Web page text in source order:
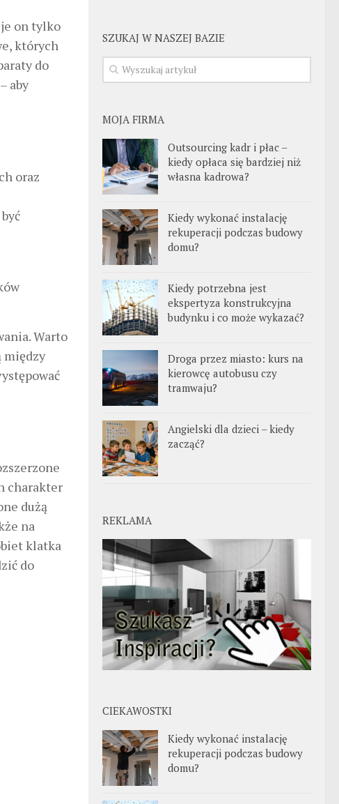
on tylko
których
do
aby
oraz
Warto
między
charakter
dużą
na
klatka
do
SZUKAJ W NASZEJ BAZIE
MOJA FIRMA
Outsourcing kadr i płac –
kiedy opłaca się bardziej niż
własna kadrowa?
Kiedy wykonać instalację
rekuperacji podczas budowy
domu?
Kiedy potrzebna jest
ekspertyza konstrukcyjna
budynku i co może wykazać?
Droga przez miasto: kurs na
kierowcę autobusu czy
tramwaju?
Angielski dla dzieci – kiedy
zacząć?
REKLAMA
CIEKAWOSTKI
Kiedy wykonać instalację
rekuperacji podczas budowy
domu?